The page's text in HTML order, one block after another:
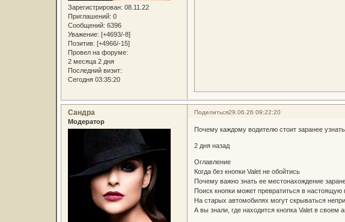
Зарегистрирован: 08.11.22
Приглашений: 0
Сообщений: 6396
Уважение: [+4693/-8]
Позитив: [+4966/-15]
Провел на форуме:
2 месяца 2 дня
Последний визит:
Сегодня 03:35:20
Поделиться29.06.26 09:22:20
Сандра
Модератор
Почему каждому водителю стоит заранее
2 дня назад
Оглавление
Когда без кнопки Valet не обойтись
Почему важно знать ее местонахождение
Поиск кнопки может превратиться в настоящую
На старых автомобилях могут скрываться
А вы знали, где находится кнопка Valet в своем